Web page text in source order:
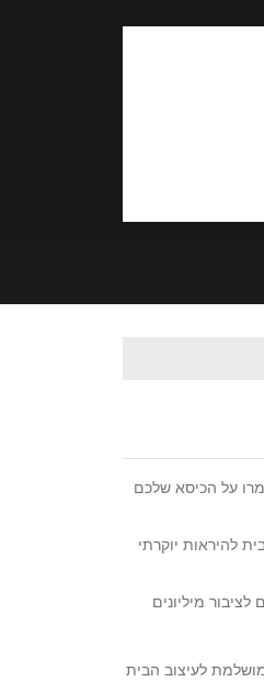
על הכיסא שלכם
להיראות יוקרתי
מיליונים
לעיצוב הבית